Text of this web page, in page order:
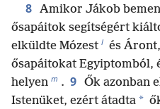
8 Amikor Jákob
ősapáitok segítségért
elküldte Mózest l és
ősapáitokat Egyiptomból,
helyen m . 9 Ők azonban
Istenüket, ezért átadta *